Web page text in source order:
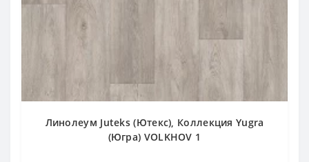
Линолеум Juteks (Ютекс), Коллекция Yugra
(Югра) VOLKHOV 1